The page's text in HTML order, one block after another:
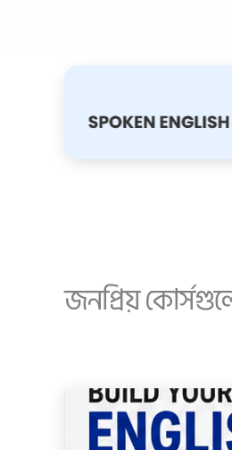
জনপ্রিয়